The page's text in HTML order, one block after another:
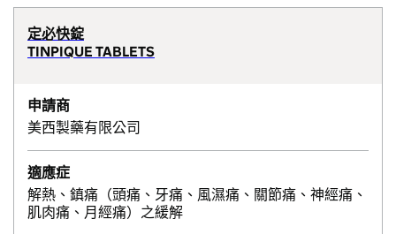
定必快錠
TINPIQUE TABLETS
申請商
美西製藥有限公司
適應症
解熱、鎮痛（頭痛、牙痛、風濕痛、關節痛、神經痛、
肌肉痛、月經痛）之緩解